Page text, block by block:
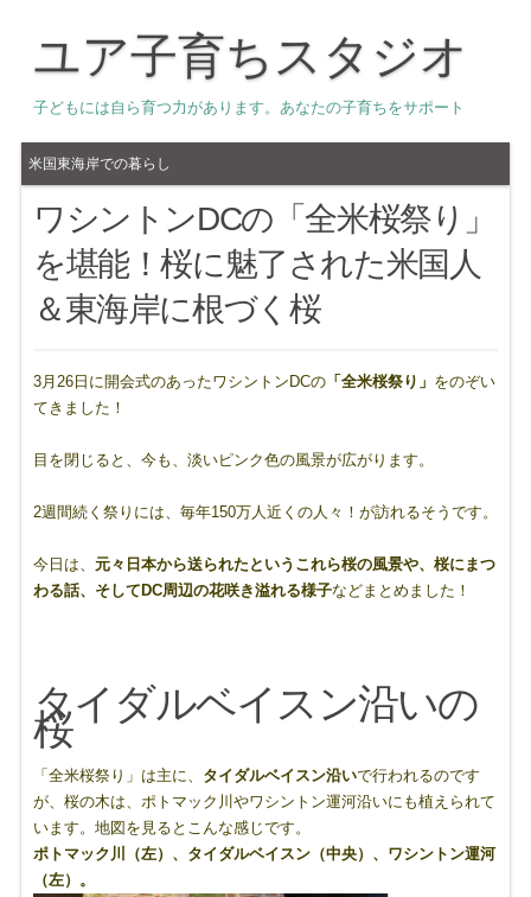
ユア子育ちスタジオ
子どもには自ら育つ力があります。あなたの子育ちをサポート
米国東海岸での暮らし
ワシントンDCの「全米桜祭り」
を堪能！桜に魅了された米国人
＆東海岸に根づく桜
3月26日に開会式のあったワシントンDCの「全米桜祭り」 をのぞい
てきました！
目を閉じると、今も、淡いピンク色の風景が広がります。
2週間続く祭りには、毎年150万人近くの人々！が訪れるそうです。
今日は、 元々日本から送られたというこれら桜の風景や、桜にまつ
わる話、そしてDC周辺の花咲き溢れる様子などまとめました！
タイダルベイスン沿いの
桜
「全米桜祭り」は主に、 タイダルベイスン沿いで行われるのです
が、桜の木は、ポトマック川やワシントン運河沿いにも植えられて
います。地図を見るとこんな感じです。
ポトマック川（左）、タイダルベイスン（中央）、ワシントン運河
（左）。